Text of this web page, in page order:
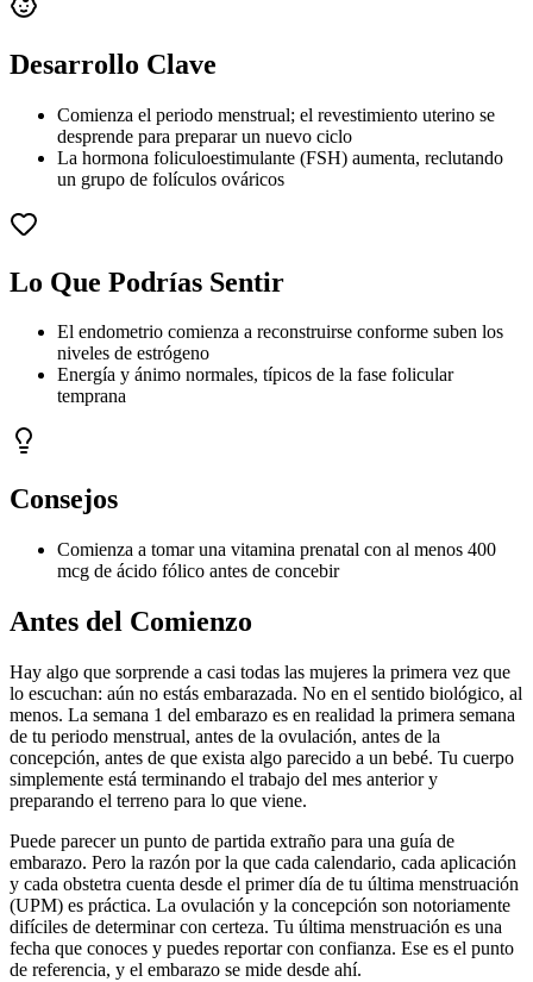
Desarrollo Clave
Comienza el periodo menstrual; el revestimiento uterino se
desprende para preparar un nuevo ciclo
La hormona foliculoestimulante (FSH) aumenta, reclutando
un grupo de folículos ováricos
Lo Que Podrías Sentir
El endometrio comienza a reconstruirse conforme suben los
niveles de estrógeno
Energía y ánimo normales, típicos de la fase folicular
temprana
Consejos
Comienza a tomar una vitamina prenatal con al menos 400
mcg de ácido fólico antes de concebir
Antes del Comienzo
Hay algo que sorprende a casi todas las mujeres la primera vez que
lo escuchan: aún no estás embarazada. No en el sentido biológico, al
menos. La semana 1 del embarazo es en realidad la primera semana
de tu periodo menstrual, antes de la ovulación, antes de la
concepción, antes de que exista algo parecido a un bebé. Tu cuerpo
simplemente está terminando el trabajo del mes anterior y
preparando el terreno para lo que viene.
Puede parecer un punto de partida extraño para una guía de
embarazo. Pero la razón por la que cada calendario, cada aplicación
y cada obstetra cuenta desde el primer día de tu última menstruación
(UPM) es práctica. La ovulación y la concepción son notoriamente
difíciles de determinar con certeza. Tu última menstruación es una
fecha que conoces y puedes reportar con confianza. Ese es el punto
de referencia, y el embarazo se mide desde ahí.